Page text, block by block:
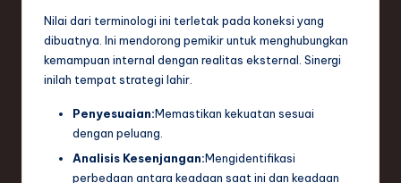
Nilai dari terminologi ini terletak pada koneksi yang
dibuatnya. Ini mendorong pemikir untuk menghubungkan
kemampuan internal dengan realitas eksternal. Sinergi
inilah tempat strategi lahir.
Penyesuaian:Memastikan kekuatan sesuai
dengan peluang.
Analisis Kesenjangan:Mengidentifikasi
perbedaan antara keadaan saat ini dan keadaan